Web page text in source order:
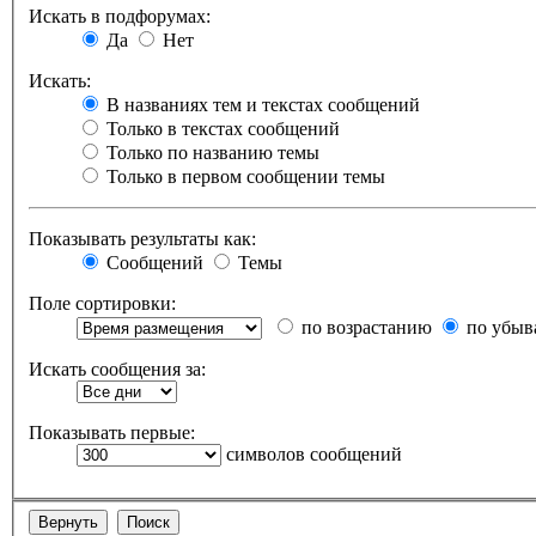
Искать в подфорумах:
Да
Нет
Искать:
В названиях тем и текстах сообщений
Только в текстах сообщений
Только по названию темы
Только в первом сообщении темы
Показывать результаты как:
Сообщений
Темы
Поле сортировки:
по возрастанию
по
Искать сообщения за:
Показывать первые:
символов сообщений